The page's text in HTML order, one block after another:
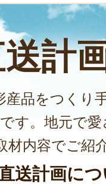
計
産品をつくり
す。地元で
材内容でご紹
送計画に